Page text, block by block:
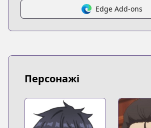
Edge Add-ons
Персонажі